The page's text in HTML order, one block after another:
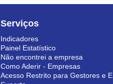
Serviços
Indicadores
Painel Estatístico
Não encontrei a empresa
Como Aderir - Empresas
Acesso Restrito para Gestores e